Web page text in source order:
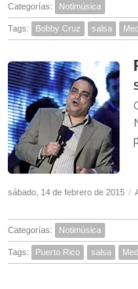
Categorías: Notimúsica
Tags: Bobby Cruz salsa
sábado, 14 de febrero de 2015 /
Categorías: Notimúsica
Tags: Puerto Rico salsa